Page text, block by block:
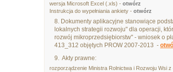
wersja Microsoft Excel (.xls) - otwórz
Instrukcja do wypełniania ankiety - otwórz
8. Dokumenty aplikacyjne stanowiące
lokalnych strategii rozwoju" dla operacji,
rozwój mikroprzedsiębiorstw" - wniosek o
413_312 objętych PROW 2007-2013 -
9. Akty prawne:
rozporządzenie Ministra Rolnictwa i Rozwoju Wsi